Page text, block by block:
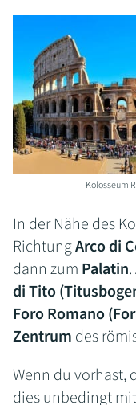
Kolosseum
In der Nähe des
RichtungArco di
dann zum Palatin
di Tito
Foro Romano
Zentrum des
Wenn du vorhast,
dies unbedingt